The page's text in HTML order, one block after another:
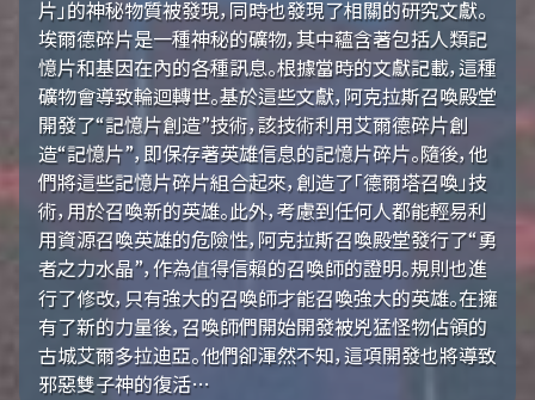
片」的神秘物質被發現，同時也發現了相關的研究文獻。
埃爾德碎片是一種神秘的礦物，其中蘊含著包括人類記
憶片和基因在內的各種訊息。根據當時的文獻記載，這種
礦物會導致輪迴轉世。基於這些文獻，阿克拉斯召喚殿堂
開發了“記憶片創造”技術，該技術利用艾爾德碎片創
造“記憶片”，即保存著英雄信息的記憶片碎片。隨後，他
們將這些記憶片碎片組合起來，創造了「德爾塔召喚」技
術，用於召喚新的英雄。此外，考慮到任何人都能輕易利
用資源召喚英雄的危險性，阿克拉斯召喚殿堂發行了“勇
者之力水晶”，作為值得信賴的召喚師的證明。規則也進
行了修改，只有強大的召喚師才能召喚強大的英雄。在擁
有了新的力量後，召喚師們開始開發被兇猛怪物佔領的
古城艾爾多拉迪亞。他們卻渾然不知，這項開發也將導致
邪惡雙子神的復活…